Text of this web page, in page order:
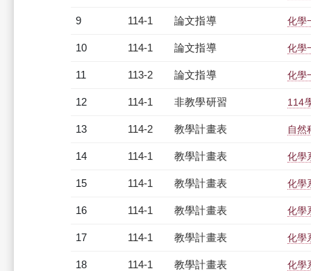
9 114-1 論文指導 化學
10 114-1 論文指導 化學
11 113-2 論文指導 化學
12 114-1 非教學研習 114
13 114-2 教學計畫表 自然
14 114-1 教學計畫表 化學
15 114-1 教學計畫表 化學
16 114-1 教學計畫表 化學
17 114-1 教學計畫表 化學
18 114-1 教學計畫表 化學